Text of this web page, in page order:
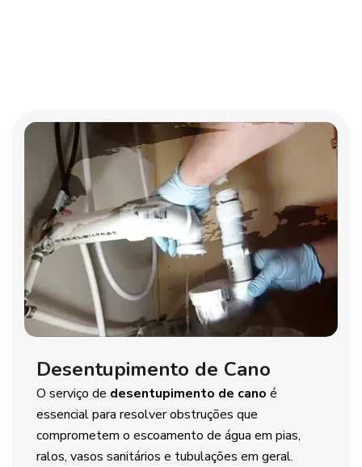
Desentupimento de Cano
O serviço de desentupimento de cano é
essencial para resolver obstruções que
comprometem o escoamento de água em pias,
ralos, vasos sanitários e tubulações em geral.